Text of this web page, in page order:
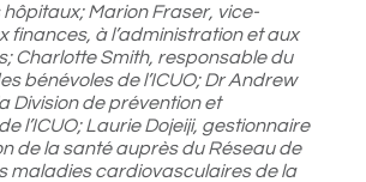
hôpitaux; Marion Fraser, vice-
finances, à l’administration et aux
Charlotte Smith, responsable du
bénévoles de l’ICUO; Dr Andrew
Division de prévention et
l’ICUO; Laurie Dojeiji, gestionnaire
de la santé auprès du Réseau de
maladies cardiovasculaires de la